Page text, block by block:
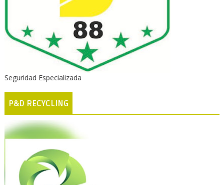
Seguridad Especializada
P&D RECYCLING